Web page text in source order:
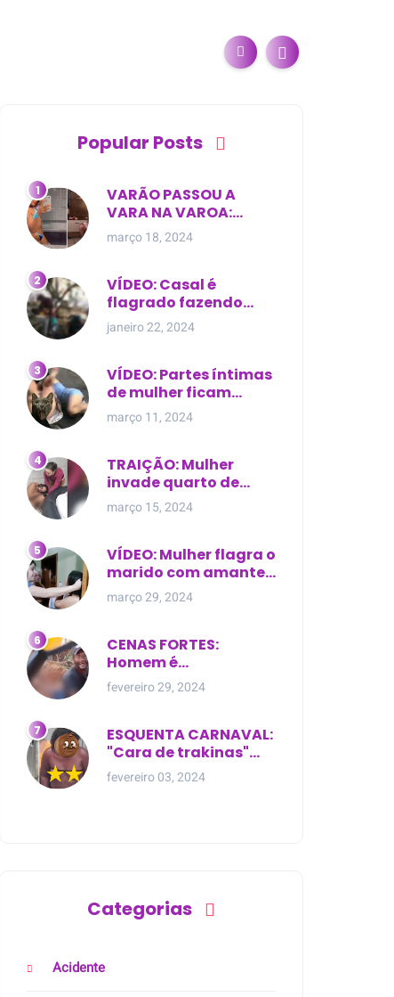
Popular Posts
VARÃO PASSOU A
VARA NA VAROA:
Esposa de pregador
evangélico descobre
extra-conjugal
março 18, 2024
VÍDEO: Casal é
flagrado fazendo
sexo dentro de
cemitério, em cima de
janeiro 22, 2024
VÍDEO: Partes íntimas
de mulher ficam
expostas durante
briga em Manaus
março 11, 2024
TRAIÇÃO: Mulher
invade quarto de
motel e encontra o
marido com outra na
março 15, 2024
VÍDEO: Mulher flagra o
marido com amante
dentro da própria
residência
março 29, 2024
CENAS FORTES:
Homem é
brutalmente atacado
e morto a golpes de
fevereiro 29, 2024
ESQUENTA CARNAVAL:
"Cara de trakinas"
dança seminua no
meio da rua na Bahia
fevereiro 03, 2024
Categorias
Acidente